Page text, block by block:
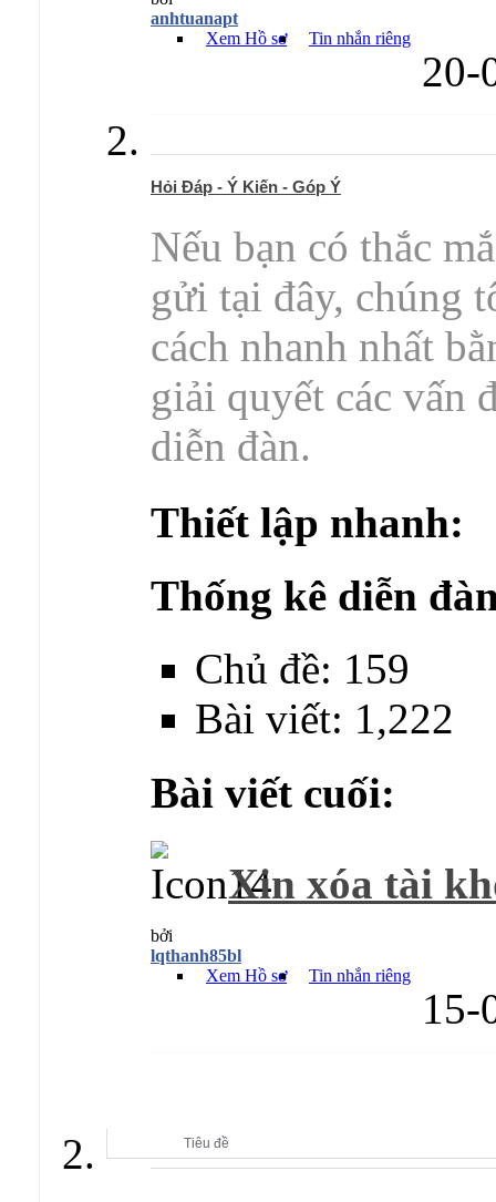
anhtuanapt
Xem Hồ sơ
Tin nhắn riêng
20-
Hỏi Đáp - Ý Kiến - Góp Ý
Nếu bạn có thắc
gửi tại đây, chúng
cách nhanh nhất
giải quyết các vấn
diễn đàn.
Thiết lập nhanh:
Thống kê diễn
Chủ đề: 159
Bài viết: 1,222
Bài viết cuối:
Xin xóa tài
bởi
lqthanh85bl
Xem Hồ sơ
Tin nhắn riêng
Tiêu đề